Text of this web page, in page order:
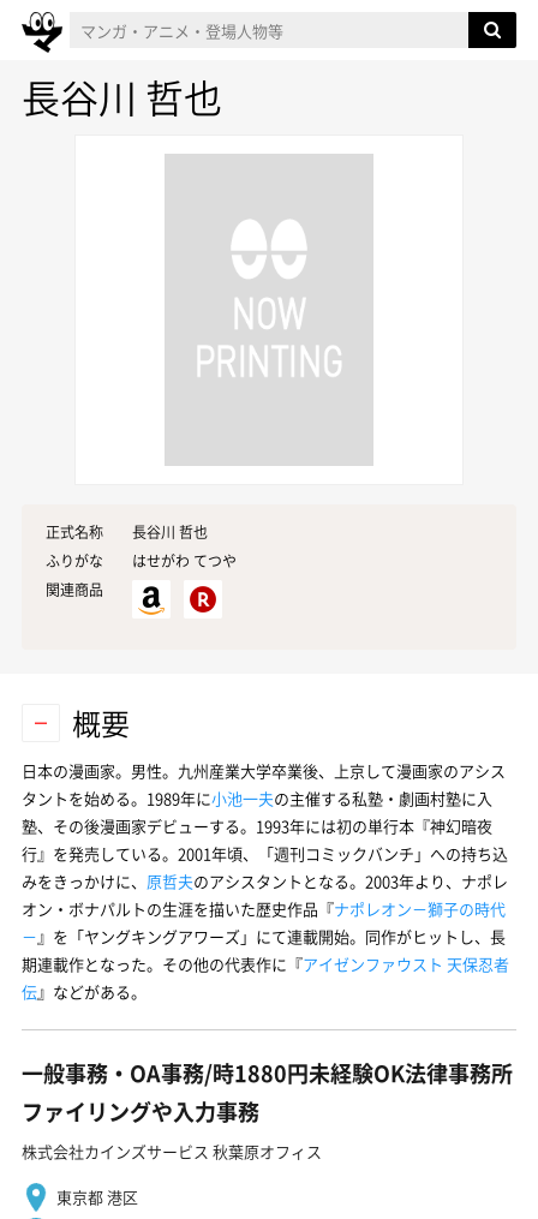
長谷川 哲也
正式名称
長谷川 哲也
ふりがな
はせがわ てつや
関連商品
概要
日本の漫画家。男性。九州産業大学卒業後、上京して漫画家のアシス
タントを始める。1989年に小池一夫の主催する私塾・劇画村塾に入
塾、その後漫画家デビューする。1993年には初の単行本『神幻暗夜
行』を発売している。2001年頃、「週刊コミックバンチ」への持ち込
みをきっかけに、 原哲夫のアシスタントとなる。2003年より、ナポレ
オン・ボナパルトの生涯を描いた歴史作品『ナポレオン－獅子の時代
－』を「ヤングキングアワーズ」にて連載開始。同作がヒットし、長
期連載作となった。その他の代表作に『アイゼンファウスト 天保忍者
伝』などがある。
一般事務・OA事務/時1880円未経験OK法律事務所
ファイリングや入力事務
株式会社カインズサービス 秋葉原オフィス
東京都 港区